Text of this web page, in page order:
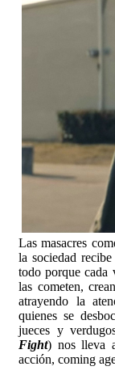
Las masacres
la sociedad
todo porque cada
las cometen,
atrayendo la
quienes se
jueces y
Fight) nos lleva
acción, coming